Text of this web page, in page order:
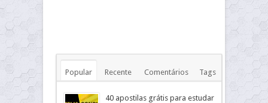
Popular Recente Comentários Tags
40 apostilas grátis para estudar